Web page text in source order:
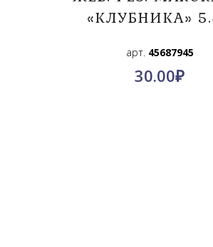
«КЛУБНИКА»
арт. 45687945
30.00₽